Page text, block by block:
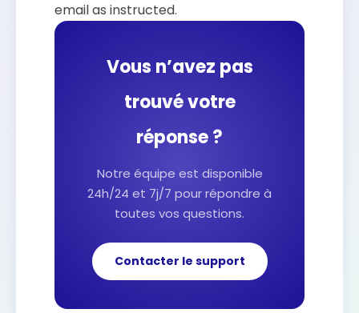
email as instructed.
Vous n’avez pas
trouvé votre
réponse ?
Notre équipe est disponible
24h/24 et 7j/7 pour répondre à
toutes vos questions.
Contacter le support